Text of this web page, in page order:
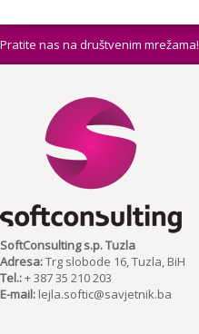
Pratite nas na društvenim mrežama!
SoftConsulting s.p. Tuzla
Adresa:Trg slobode 16, Tuzla, BiH
Tel.:+ 387 35 210 203
E-mail: lejla.softic@savjetnik.ba